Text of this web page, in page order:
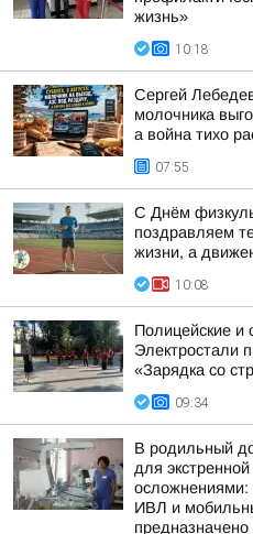
жизнь»
10:18
Сергей
молочника
а война тихо
07:55
С Днём
поздравляем
жизни, а
10:08
Полицейские и
Электростали
«Зарядка со
09:34
В родильный
для
осложнениями:
ИВЛ и